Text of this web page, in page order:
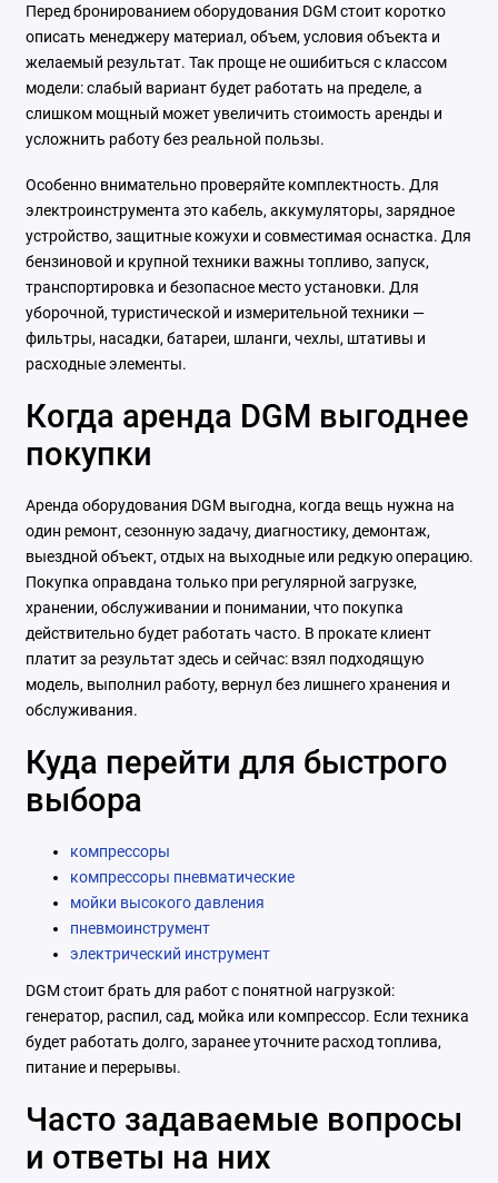
Перед бронированием оборудования DGM стоит коротко
описать менеджеру материал, объем, условия объекта и
желаемый результат. Так проще не ошибиться с классом
модели: слабый вариант будет работать на пределе, а
слишком мощный может увеличить стоимость аренды и
усложнить работу без реальной пользы.
Особенно внимательно проверяйте комплектность. Для
электроинструмента это кабель, аккумуляторы, зарядное
устройство, защитные кожухи и совместимая оснастка. Для
бензиновой и крупной техники важны топливо, запуск,
транспортировка и безопасное место установки. Для
уборочной, туристической и измерительной техники —
фильтры, насадки, батареи, шланги, чехлы, штативы и
расходные элементы.
Когда аренда DGM выгоднее
покупки
Аренда оборудования DGM выгодна, когда вещь нужна на
один ремонт, сезонную задачу, диагностику, демонтаж,
выездной объект, отдых на выходные или редкую операцию.
Покупка оправдана только при регулярной загрузке,
хранении, обслуживании и понимании, что покупка
действительно будет работать часто. В прокате клиент
платит за результат здесь и сейчас: взял подходящую
модель, выполнил работу, вернул без лишнего хранения и
обслуживания.
Куда перейти для быстрого
выбора
компрессоры
компрессоры пневматические
мойки высокого давления
пневмоинструмент
электрический инструмент
DGM стоит брать для работ с понятной нагрузкой:
генератор, распил, сад, мойка или компрессор. Если техника
будет работать долго, заранее уточните расход топлива,
питание и перерывы.
Часто задаваемые вопросы
и ответы на них